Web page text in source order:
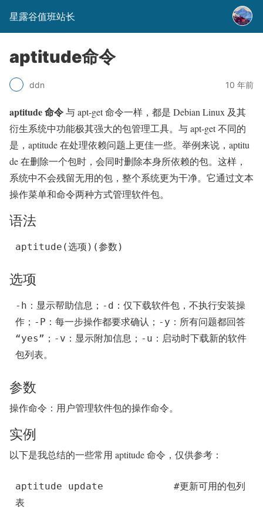
星露谷值班站长
aptitude命令
ddn 10 年前
aptitude 命令与 apt-get 命令一样，都是 Debian Linux 及其
衍生系统中功能极其强大的包管理工具。与 apt-get 不同的
是，aptitude 在处理依赖问题上更佳一些。举例来说，aptitu
de 在删除一个包时，会同时删除本身所依赖的包。这样，
系统中不会残留无用的包，整个系统更为干净。它通过文本
操作菜单和命令两种方式管理软件包。
语法
aptitude(选项)(参数)
选项
-h：显示帮助信息；-d：仅下载软件包，不执行安装操
作；-P：每一步操作都要求确认；-y：所有问题都回答
“yes”；-v：显示附加信息；-u：启动时下载新的软件
包列表。
参数
操作命令：用户管理软件包的操作命令。
实例
以下是我总结的一些常用 aptitude 命令，仅供参考：
aptitude update
#更新可用的包列
表